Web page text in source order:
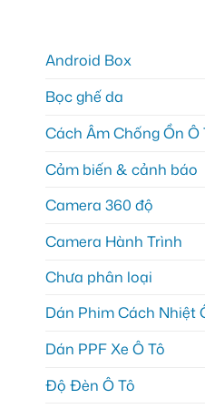
Android Box
Bọc ghế da
Cách Âm Chống Ồn Ô
Cảm biến & cảnh báo
Camera 360 độ
Camera Hành Trình
Chưa phân loại
Dán Phim Cách Nhiệt
Dán PPF Xe Ô Tô
Độ Đèn Ô Tô